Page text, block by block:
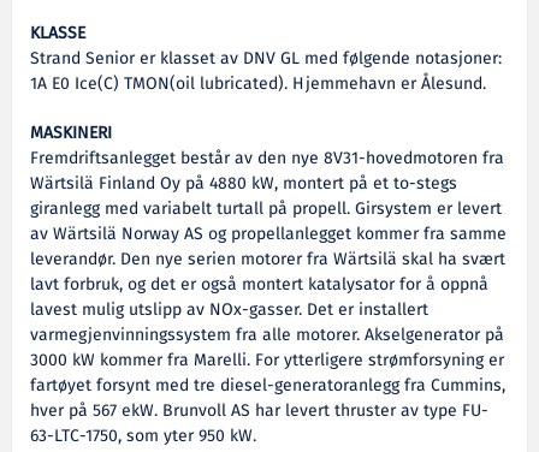
KLASSE
Strand Senior er klasset av DNV GL med følgende notasjoner:
1A E0 Ice(C) TMON(oil lubricated). Hjemmehavn er Ålesund.
MASKINERI
Fremdriftsanlegget består av den nye 8V31-hovedmotoren fra
Wärtsilä Finland Oy på 4880 kW, montert på et to-stegs
giranlegg med variabelt turtall på propell. Girsystem er levert
av Wärtsilä Norway AS og propellanlegget kommer fra samme
leverandør. Den nye serien motorer fra Wärtsilä skal ha svært
lavt forbruk, og det er også montert katalysator for å oppnå
lavest mulig utslipp av NOx-gasser. Det er installert
varmegjenvinningssystem fra alle motorer. Akselgenerator på
3000 kW kommer fra Marelli. For ytterligere strømforsyning er
fartøyet forsynt med tre diesel-generatoranlegg fra Cummins,
hver på 567 ekW. Brunvoll AS har levert thruster av type FU-
63-LTC-1750, som yter 950 kW.